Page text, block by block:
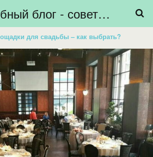
Свадебный блог - советы невестам, подготовка к свадьбе - HiBride
для свадьбы – как выбрать?